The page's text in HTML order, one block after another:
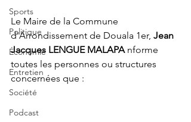
Sports
Politique
Économie
Entretien
Société
Podcast
Le Maire de la Commune
d'Arrondissement de Douala 1er, Jean
Jacques LENGUE MALAPA nforme
toutes les personnes ou structures
concernées que :